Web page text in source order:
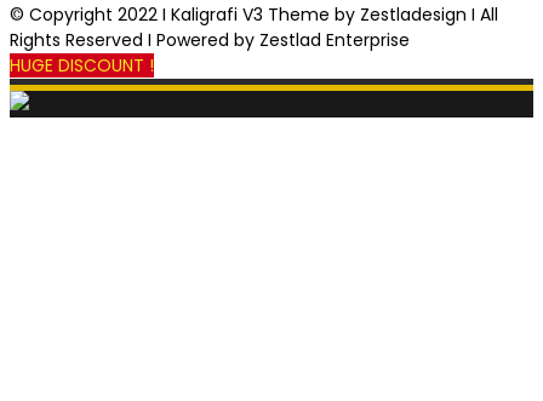
© Copyright 2022 I Kaligrafi V3 Theme by Zestladesign I All
Rights Reserved I Powered by Zestlad Enterprise
HUGE DISCOUNT !